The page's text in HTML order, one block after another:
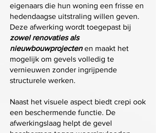
eigenaars die hun woning een frisse en
hedendaagse uitstraling willen geven.
Deze afwerking wordt toegepast bij
zowel renovaties als
nieuwbouwprojectenen maakt het
mogelijk om gevels volledig te
vernieuwen zonder ingrijpende
structurele werken.
Naast het visuele aspect biedt crepi ook
een beschermende functie. De
afwerkingslaag helpt de gevel